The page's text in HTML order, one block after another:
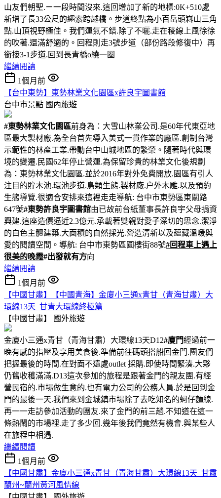
山友們朝聖.ㄧ一段時間沒來.這回增加了新的地標:0K+510處
新增了長33公尺的繩索跨越橋。步道終點為小百岳頭嵙山三角
點.山頂視野極佳。我們運氣不錯.除了不曬.走在稜線上風徐徐
的吹著.還滿舒適的。回程則走3號步道（部份路段修復中）再
銜接3-1步道.回到長青橋o繞一圈
繼續閱讀
1個月前
【台中東勢】東勢林業文化園區x許良宇圖書館
台中市景點 國內旅遊
#東勢林業文化園區前身為：大雪山林業公司.是60年代東亞地
區最大製材廠.為全台首先導入美式一貫作業的廠區.創制台灣
示範性的林產工業.帶動台中山城地區的繁榮。隨著時代與環
境的變遷.民國62年停止營運.為保留珍貴的林業文化後規劃
為：東勢林業文化園區.並於2016年對外免費開放.園區有引人
注目的貯木池.環池步道.鳥類生態.製材廠.户外木雕.以及預約
生態導覽.很適合安排來這裡走走導航: 台中市東勢區東關路
647號#東勢許良宇圖書館由已故前台紙董事長許良宇父母捐資
興建.這座造價逼近2.3億元.承載著雙親對愛子深切的思念.潔淨
的白色主體建築.大面積的自然採光.營造清新以及蘊藏溫暖與
愛的閱讀空間。導航: 台中市東勢區圓樓街88號#回程車上遇上
很美的晚霞#出發就有方向
繼續閱讀
1個月前
【中國甘肅】【中國青海】金廈小三通x青甘（青海甘肅）大
環線13天_甘青大環線終極篇
【中國甘肅】
國外旅遊
金廈小三通x青甘（青海甘肅）大環線13天D12#廈門經過前一
晚有感的指壓及享用美食後.準備前往碼頭搭船回金門.團友們
把握最後的時間.在對面不遠處outlet 採購.即使時間緊湊.大夥
仍舊收穫滿滿.D13這次參加的旅程是跟著金門的親友團.有經
營民宿的.市場做生意的.也有電力公司的公務人員.於是回到金
門的最後一天.我們來到金城鎮市場除了去吃知名的蚵仔麵線.
再一一走訪參加活動的團友.來了金門的前三趟.不知道在這一
條熱鬧的市場裡.走了多少回.幾年後我們竟然有機會.與某些人
在旅程中相遇.
繼續閱讀
1個月前
【中國甘肅】金廈小三通x青甘（青海甘肅）大環線13天_甘肅
蘭州~蘭州黃河風情線